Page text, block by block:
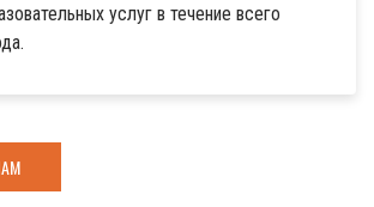
услуг в течение всего